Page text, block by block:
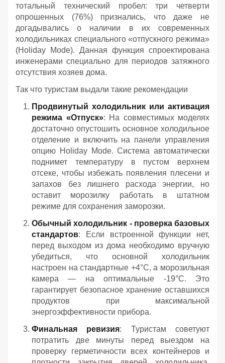
тотальный технический пробел: три четверти
опрошенных (76%) признались, что даже не
догадывались о наличии в их современных
холодильниках специального «отпускного режима»
(Holiday Mode). Данная функция спроектирована
инженерами специально для периодов затяжного
отсутствия хозяев дома.
Так что туристам выдали такие рекомендации
Продвинутый холодильник или активация
режима «Отпуск»: На совместимых моделях
достаточно опустошить основное холодильное
отделение и включить на панели управления
опцию Holiday Mode. Система автоматически
поднимет температуру в пустом верхнем
отсеке, чтобы избежать появления плесени и
запахов без лишнего расхода энергии, но
оставит морозилку работать в штатном
режиме для сохранения заморозки.
Обычный холодильник - проверка базовых
стандартов: Если встроенной функции нет,
перед выходом из дома необходимо вручную
убедиться, что основной холодильник
настроен на стандартные +4°C, а морозильная
камера — на оптимальные -19°C. Это
гарантирует безопасное хранение оставшихся
продуктов при максимальной
энергоэффективности прибора.
Финальная ревизия: Туристам советуют
потратить две минуты перед выездом на
проверку герметичности всех контейнеров и